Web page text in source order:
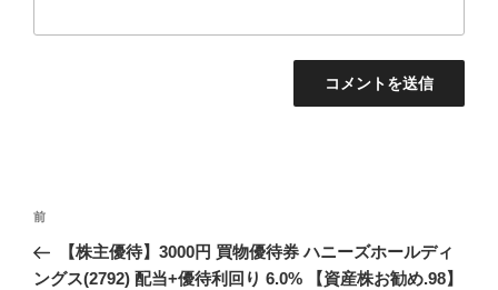
投
ナ
前
の
投
前
【株主優待】3000円 買物優待券 ハニーズホールディ
ングス(2792) 配当+優待利回り 6.0% 【資産株お勧め.98】